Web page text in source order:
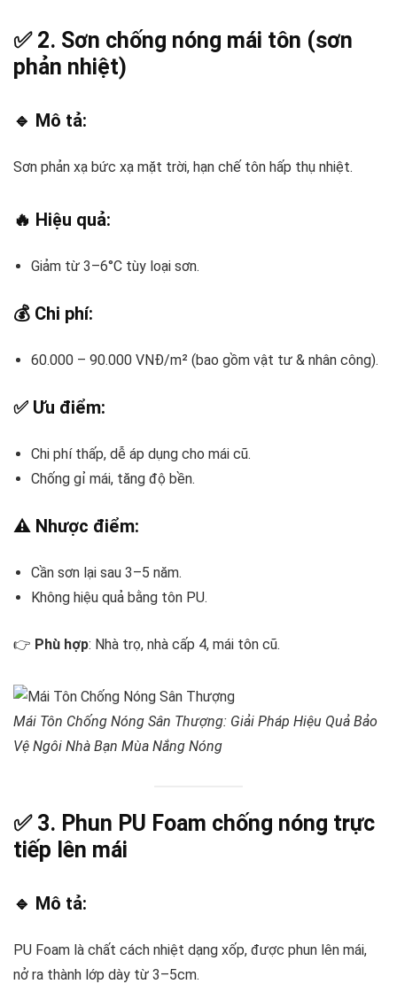
✅ 2. Sơn chống nóng mái tôn (sơn
phản nhiệt)
🔹 Mô tả:
Sơn phản xạ bức xạ mặt trời, hạn chế tôn hấp thụ nhiệt.
🔥 Hiệu quả:
Giảm từ 3–6°C tùy loại sơn.
💰 Chi phí:
60.000 – 90.000 VNĐ/m² (bao gồm vật tư & nhân công).
✅ Ưu điểm:
Chi phí thấp, dễ áp dụng cho mái cũ.
Chống gỉ mái, tăng độ bền.
⚠️ Nhược điểm:
Cần sơn lại sau 3–5 năm.
Không hiệu quả bằng tôn PU.
👉 Phù hợp: Nhà trọ, nhà cấp 4, mái tôn cũ.
Mái Tôn Chống Nóng Sân Thượng: Giải Pháp Hiệu Quả Bảo
Vệ Ngôi Nhà Bạn Mùa Nắng Nóng
✅ 3. Phun PU Foam chống nóng trực
tiếp lên mái
🔹 Mô tả:
PU Foam là chất cách nhiệt dạng xốp, được phun lên mái,
nở ra thành lớp dày từ 3–5cm.